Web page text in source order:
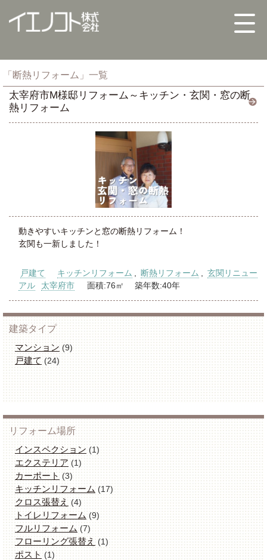
「断熱リフォーム」一覧
太宰府市M様邸リフォーム～キッチン・玄関・窓の断
熱リフォーム
動きやすいキッチンと窓の断熱リフォーム！
玄関も一新しました！
戸建て キッチンリフォーム 断熱リフォーム
玄関リニュー
アル
太宰府市 面積:76㎡ 築年数:40年
建築タイプ
マンション (9)
戸建て(24)
リフォーム場所
インスペクション(1)
エクステリア (1)
カーポート (3)
キッチンリフォーム(17)
クロス張替え (4)
トイレリフォーム(9)
フルリフォーム(7)
フローリング張替え (1)
ポスト(1)